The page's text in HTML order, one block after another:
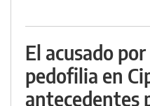
El acusado
pedofilia en
antecedentes